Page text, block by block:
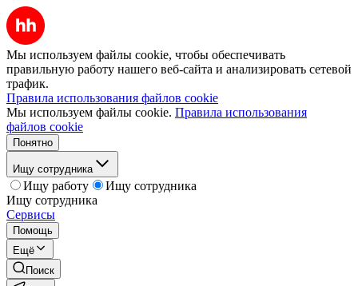
Мы используем файлы cookie, чтобы обеспечивать
правильную работу нашего веб-сайта и анализировать сетевой
трафик.
Правила использования файлов cookie
Мы используем файлы cookie. Правила использования
файлов cookie
Понятно
Ищу сотрудника
Ищу работу
Ищу сотрудника
Ищу сотрудника
Сервисы
Помощь
Ещё
Поиск